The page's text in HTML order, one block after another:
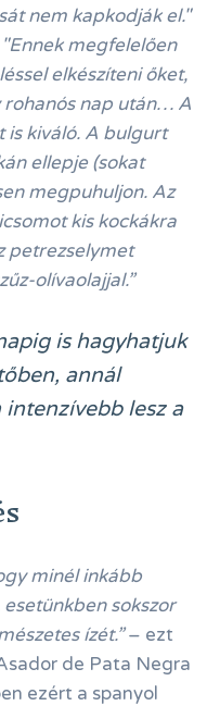
nem kapkodják el."
"Ennek megfelelően
elkészíteni őket,
rohanós nap után… A
is kiváló. A bulgurt
ellepje (sokat
megpuhuljon. Az
kis kockákra
petrezselymet
olívaolajjal.”
is hagyhatjuk
annál
lesz a
minél inkább
sokszor
ízét.”– ezt
de Pata Negra
ezért a spanyol